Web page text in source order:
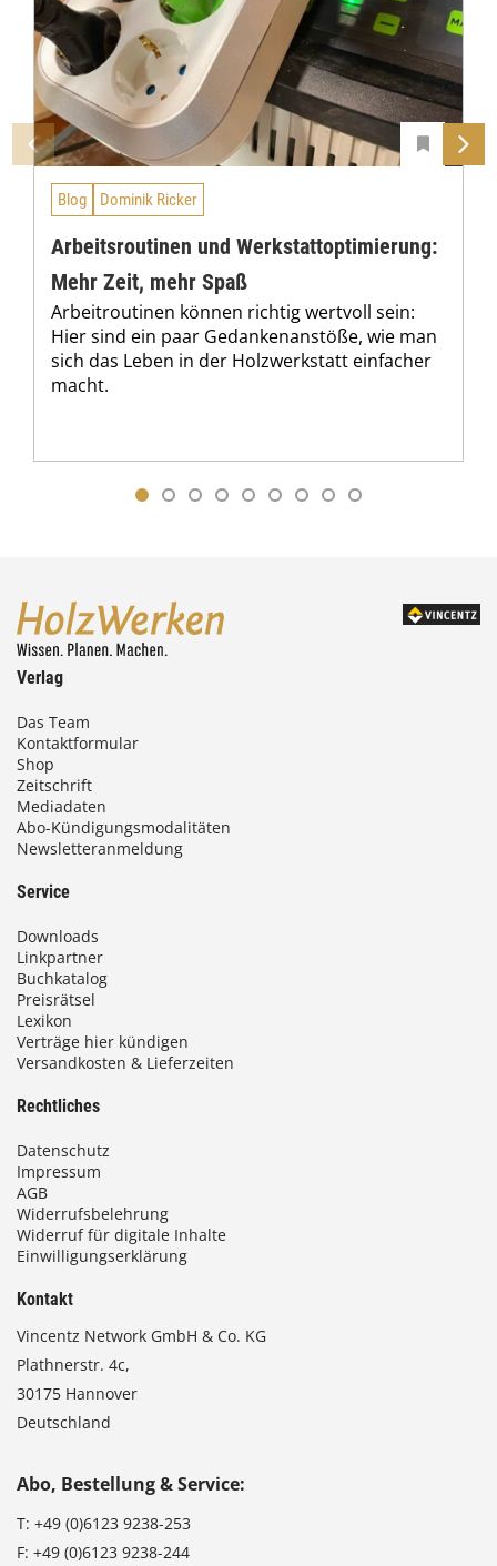
Blog Dominik Ricker
Arbeitsroutinen und Werkstattoptimierung:
Mehr Zeit, mehr Spaß
Arbeitroutinen können richtig wertvoll sein:
Hier sind ein paar Gedankenanstöße, wie man
sich das Leben in der Holzwerkstatt einfacher
macht.
Verlag
Das Team
Kontaktformular
Shop
Zeitschrift
Mediadaten
Abo-Kündigungsmodalitäten
Newsletteranmeldung
Service
Downloads
Linkpartner
Buchkatalog
Preisrätsel
Lexikon
Verträge hier kündigen
Versandkosten & Lieferzeiten
Rechtliches
Datenschutz
Impressum
AGB
Widerrufsbelehrung
Widerruf für digitale Inhalte
Einwilligungserklärung
Kontakt
Vincentz Network GmbH & Co. KG
Plathnerstr. 4c,
30175 Hannover
Deutschland
Abo, Bestellung & Service:
T: +49 (0)6123 9238-253
F: +49 (0)6123 9238-244